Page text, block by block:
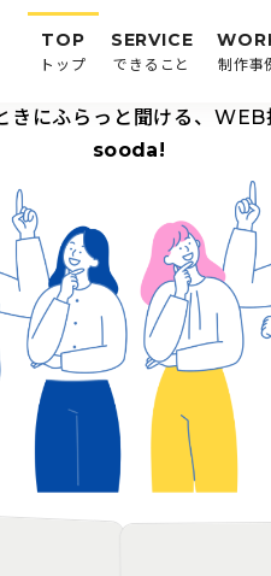
TOP
トップ
SERVICE
できること 制作事
きにふらっと聞ける、WEB
sooda!